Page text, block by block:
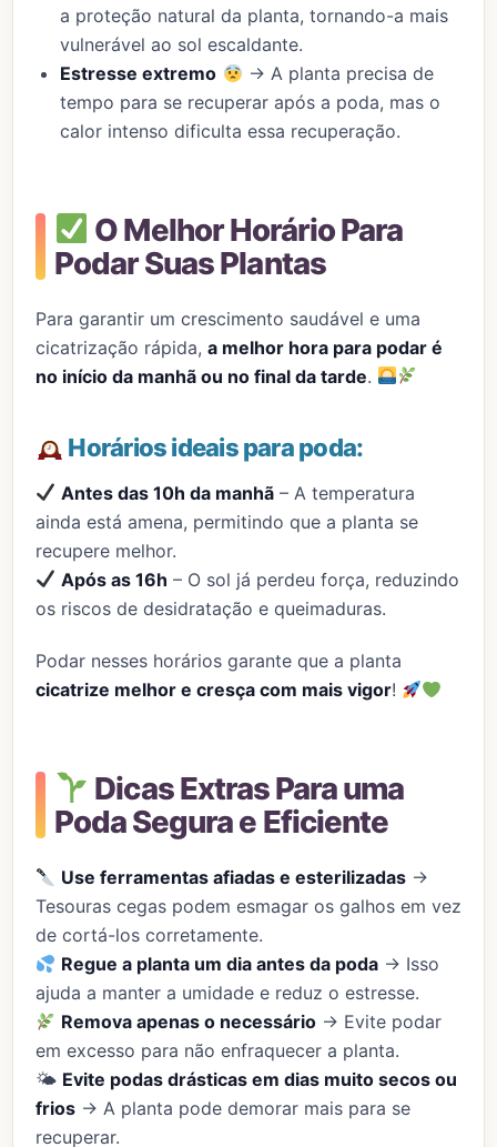
a proteção natural da planta, tornando-a mais
vulnerável ao sol escaldante.
Estresse extremo
→ A planta precisa de
tempo para se recuperar após a poda, mas o
calor intenso dificulta essa recuperação.
O Melhor Horário Para
Podar Suas Plantas
Para garantir um crescimento saudável e uma
cicatrização rápida, a melhor hora para podar é
no início da manhã ou no final da tarde.
Horários ideais para poda:
Antes das 10h da manhã – A temperatura
ainda está amena, permitindo que a planta se
recupere melhor.
Após as 16h – O sol já perdeu força, reduzindo
os riscos de desidratação e queimaduras.
Podar nesses horários garante que a planta
cicatrize melhor e cresça com mais vigor!
Dicas Extras Para uma
Poda Segura e Eficiente
Use ferramentas afiadas e esterilizadas →
Tesouras cegas podem esmagar os galhos em vez
de cortá-los corretamente.
Regue a planta um dia antes da poda → Isso
ajuda a manter a umidade e reduz o estresse.
Remova apenas o necessário → Evite podar
em excesso para não enfraquecer a planta.
🌤 Evite podas drásticas em dias muito secos ou
frios → A planta pode demorar mais para se
recuperar.